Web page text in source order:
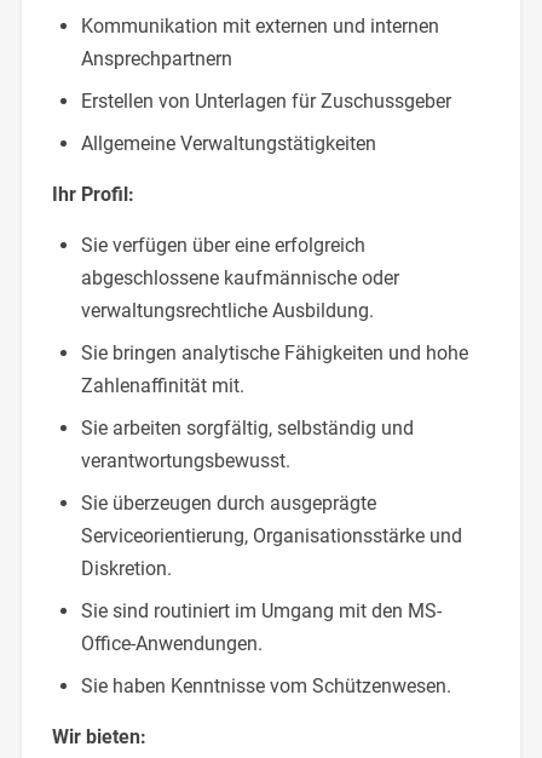
Kommunikation mit externen und internen
Ansprechpartnern
Erstellen von Unterlagen für Zuschussgeber
Allgemeine Verwaltungstätigkeiten
Ihr Profil:
Sie verfügen über eine erfolgreich
abgeschlossene kaufmännische oder
verwaltungsrechtliche Ausbildung.
Sie bringen analytische Fähigkeiten und hohe
Zahlenaffinität mit.
Sie arbeiten sorgfältig, selbständig und
verantwortungsbewusst.
Sie überzeugen durch ausgeprägte
Serviceorientierung, Organisationsstärke und
Diskretion.
Sie sind routiniert im Umgang mit den MS-
Office-Anwendungen.
Sie haben Kenntnisse vom Schützenwesen.
Wir bieten: